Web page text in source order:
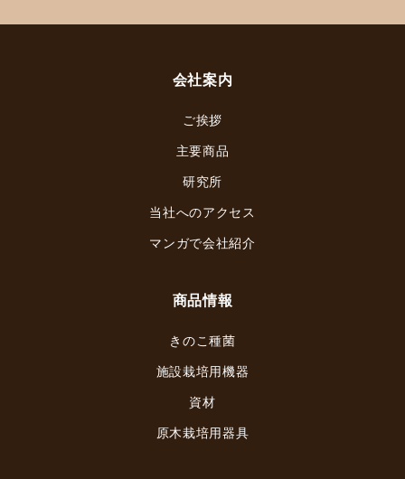
会社案内
ご挨拶
主要商品
研究所
当社へのアクセス
マンガで会社紹介
商品情報
きのこ種菌
施設栽培用機器
資材
原木栽培用器具